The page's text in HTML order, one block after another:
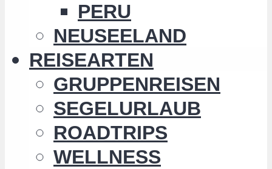
PERU
NEUSEELAND
REISEARTEN
GRUPPENREISEN
SEGELURLAUB
ROADTRIPS
WELLNESS